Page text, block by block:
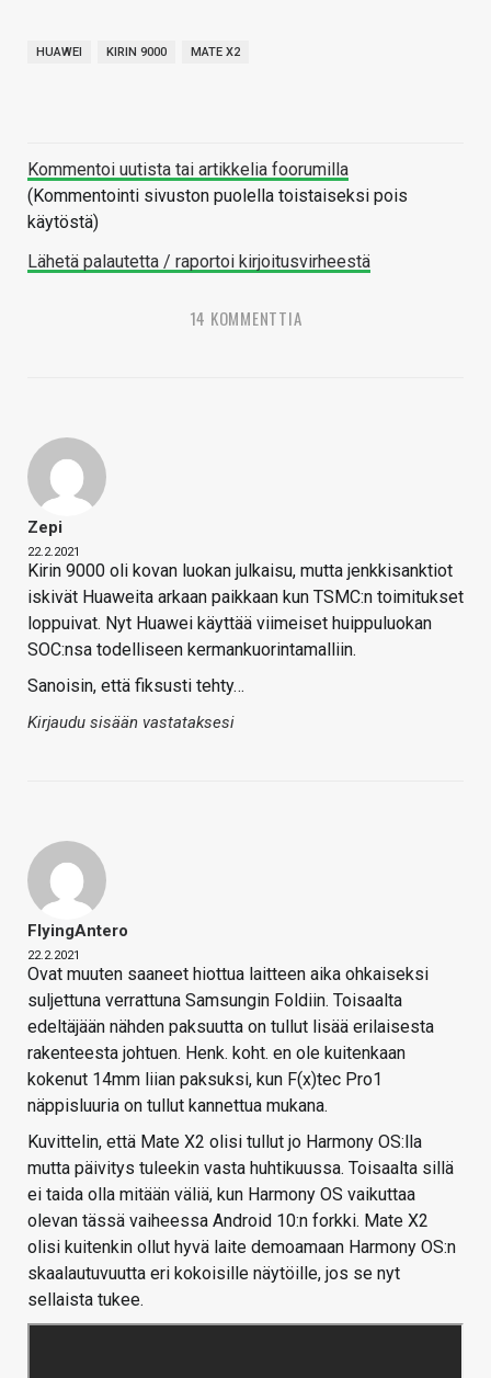
HUAWEI KIRIN 9000 MATE X2
Kommentoi uutista tai artikkelia foorumilla
(Kommentointi sivuston puolella toistaiseksi pois
käytöstä)
Lähetä palautetta / raportoi kirjoitusvirheestä
14 KOMMENTTIA
Zepi
22.2.2021
Kirin 9000 oli kovan luokan julkaisu, mutta jenkkisanktiot
iskivät Huaweita arkaan paikkaan kun TSMC:n toimitukset
loppuivat. Nyt Huawei käyttää viimeiset huippuluokan
SOC:nsa todelliseen kermankuorintamalliin.
Sanoisin, että fiksusti tehty…
Kirjaudu sisään vastataksesi
FlyingAntero
22.2.2021
Ovat muuten saaneet hiottua laitteen aika ohkaiseksi
suljettuna verrattuna Samsungin Foldiin. Toisaalta
edeltäjään nähden paksuutta on tullut lisää erilaisesta
rakenteesta johtuen. Henk. koht. en ole kuitenkaan
kokenut 14mm liian paksuksi, kun F(x)tec Pro1
näppisluuria on tullut kannettua mukana.
Kuvittelin, että Mate X2 olisi tullut jo Harmony OS:lla
mutta päivitys tuleekin vasta huhtikuussa. Toisaalta sillä
ei taida olla mitään väliä, kun Harmony OS vaikuttaa
olevan tässä vaiheessa Android 10:n forkki. Mate X2
olisi kuitenkin ollut hyvä laite demoamaan Harmony OS:n
skaalautuvuutta eri kokoisille näytöille, jos se nyt
sellaista tukee.